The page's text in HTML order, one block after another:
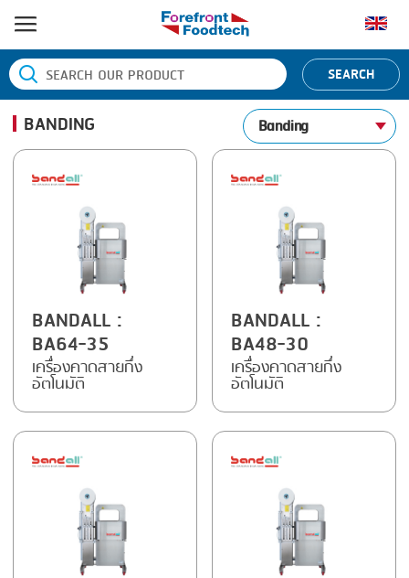
หน้าแรก
ประเภทสินค้า
BANDING
BLANCHING
CENTRIFUGING
COOKING
DICING
FORMING
GRILLING
HEAT SEALING
ยี่ห้อสินค้า
BANDALL
CLIPTECHNIK
EMERSON
FIREX
FREY
G.MONDINI
SEARCH
BANDING Banding
BANDALL :
BA64-35
เครื่องคาดสายกึ่ง
อัตโนมัติ
BANDALL :
BA48-30
เครื่องคาดสายกึ่ง
อัตโนมัติ